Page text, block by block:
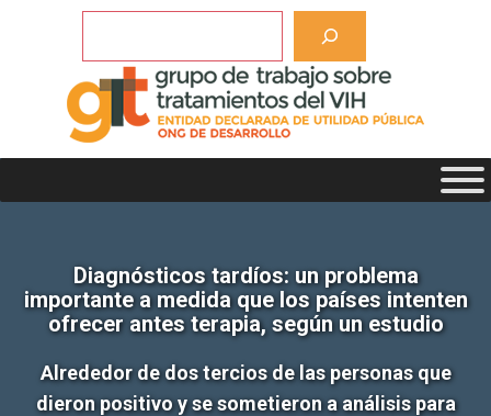
Diagnósticos tardíos: un problema
importante a medida que los países intenten
ofrecer antes terapia, según un estudio
Alrededor de dos tercios de las personas que
dieron positivo y se sometieron a análisis para